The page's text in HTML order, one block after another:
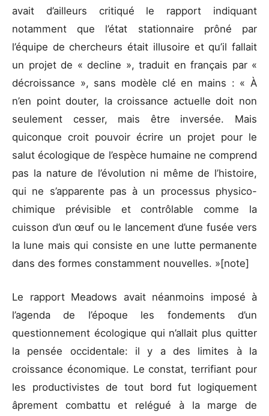
avait d’ailleurs critiqué le rapport indiquant
notamment que l’état stationnaire prôné par
l’équipe de chercheurs était illusoire et qu’il fallait
un projet de « decline », traduit en français par «
décroissance », sans modèle clé en mains : « À
n’en point douter, la croissance actuelle doit non
seulement cesser, mais être inversée. Mais
quiconque croit pouvoir écrire un projet pour le
salut écologique de l’espèce humaine ne comprend
pas la nature de l’évolution ni même de l’histoire,
qui ne s’apparente pas à un processus physico-
chimique prévisible et contrôlable comme la
cuisson d’un œuf ou le lancement d’une fusée vers
la lune mais qui consiste en une lutte permanente
dans des formes constamment nouvelles. »[note]
Le rapport Meadows avait néanmoins imposé à
l’agenda de l’époque les fondements d’un
questionnement écologique qui n’allait plus quitter
la pensée occidentale: il y a des limites à la
croissance économique. Le constat, terrifiant pour
les productivistes de tout bord fut logiquement
âprement combattu et relégué à la marge de